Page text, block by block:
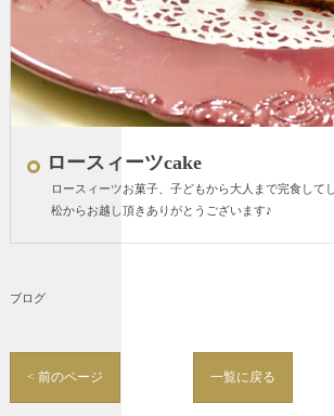
ロースィーツcake
ロースィーツお菓子、子どもから大人まで完食し
松からお越し頂きありがとうございます♪
ブログ
< 前のページ 一覧に戻る